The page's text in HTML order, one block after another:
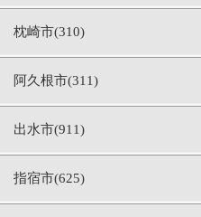
枕崎市(310)
阿久根市(311)
出水市(911)
指宿市(625)